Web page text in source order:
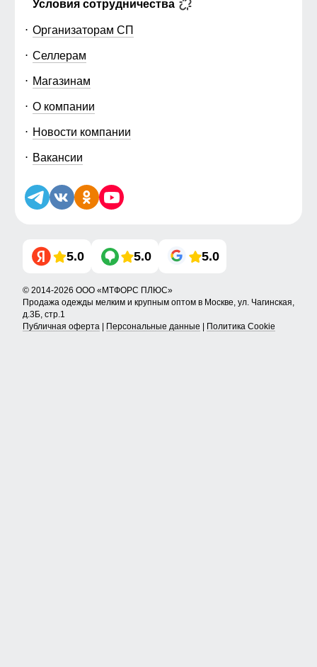
Условия сотрудничества
Организаторам СП
Селлерам
Магазинам
О компании
Новости компании
Вакансии
5.0 5.0 5.0
© 2014-2026 ООО «МТФОРС ПЛЮС»
Продажа одежды мелким и крупным оптом в Москве, ул. Чагинская,
д.3Б, стр.1
Публичная оферта| Персональные данные Политика Cookie